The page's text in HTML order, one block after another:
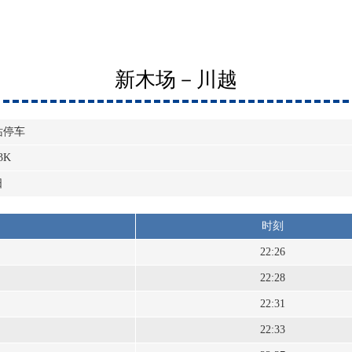
新木场－川越
停车
时刻
22:26
22:28
22:31
22:33